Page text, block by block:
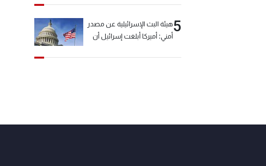
5هيئة البث الإسرائيلية عن مصدر
أمني: أميركا أبلغت إسرائيل أن